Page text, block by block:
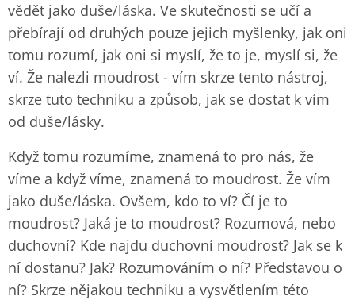
vědět jako duše/láska. Ve skutečnosti se učí a
přebírají od druhých pouze jejich myšlenky, jak oni
tomu rozumí, jak oni si myslí, že to je, myslí si, že
ví. Že nalezli moudrost - vím skrze tento nástroj,
skrze tuto techniku a způsob, jak se dostat k vím
od duše/lásky.
Když tomu rozumíme, znamená to pro nás, že
víme a když víme, znamená to moudrost. Že vím
jako duše/láska. Ovšem, kdo to ví? Čí je to
moudrost? Jaká je to moudrost? Rozumová, nebo
duchovní? Kde najdu duchovní moudrost? Jak se k
ní dostanu? Jak? Rozumováním o ní? Představou o
ní? Skrze nějakou techniku a vysvětlením této